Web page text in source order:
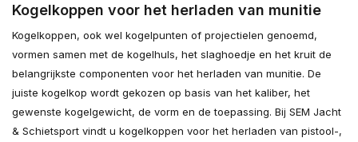
Kogelkoppen voor het herladen van munitie
Kogelkoppen, ook wel kogelpunten of projectielen genoemd,
vormen samen met de kogelhuls, het slaghoedje en het kruit de
belangrijkste componenten voor het herladen van munitie. De
juiste kogelkop wordt gekozen op basis van het kaliber, het
gewenste kogelgewicht, de vorm en de toepassing. Bij SEM Jacht
& Schietsport vindt u kogelkoppen voor het herladen van pistool-,